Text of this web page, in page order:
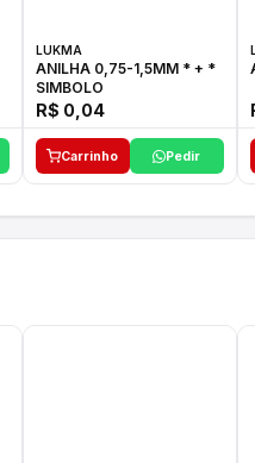
LUKMA
ANILHA 0,75-1,5MM * + *
SIMBOLO
R$ 0,04
Carrinho Pedir